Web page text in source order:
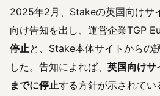
2025年2月、Stakeの英国向けサ
向け告知を出し、運営企業TGP
停止と、Stake本体サイトからの
した。告知によれば、 英国向け
までに停止する方針が示されて